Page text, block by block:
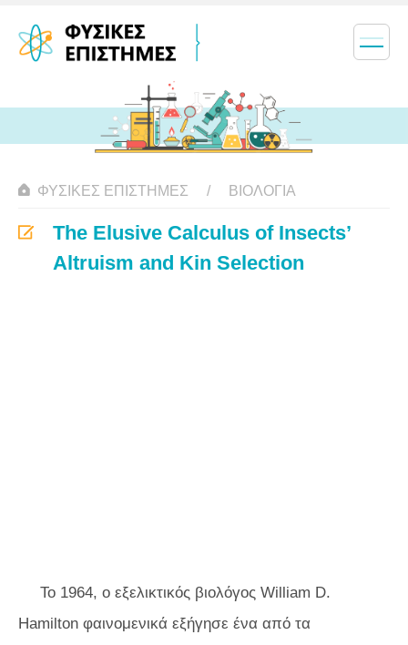
ΦΥΣΙΚΈΣ ΕΠΙΣΤΉΜΕΣ ΒΙΟΛΟΓΊΑ
The Elusive Calculus of Insects’
Altruism and Kin Selection
Το 1964, ο εξελικτικός βιολόγος William D.
Hamilton φαινομενικά εξήγησε ένα από τα